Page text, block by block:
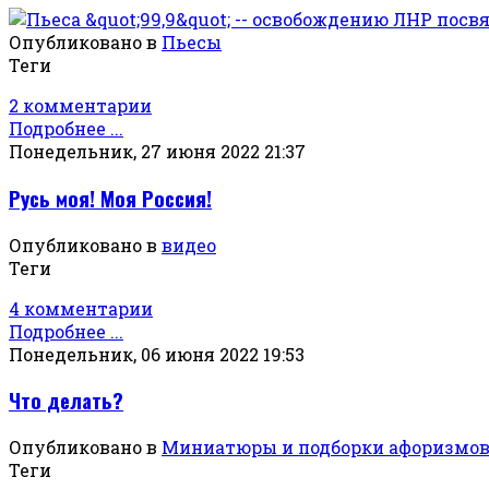
Опубликовано в Пьесы
Теги
2 комментарии
Подробнее ...
Понедельник, 27 июня 2022 21:37
Русь моя! Моя Россия!
Опубликовано в видео
Теги
4 комментарии
Подробнее ...
Понедельник, 06 июня 2022 19:53
Что делать?
Опубликовано в Миниатюры и подборки афоризмов
Теги